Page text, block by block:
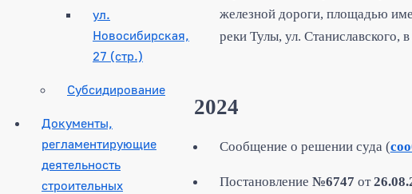
ул.
Новосибирская,
27 (стр.)
Субсидирование
Документы,
регламентирующие
деятельность
строительных
железной дороги, площадью
реки Тулы, ул.
2024
Сообщение о решении суда (
Постановление №6747 от